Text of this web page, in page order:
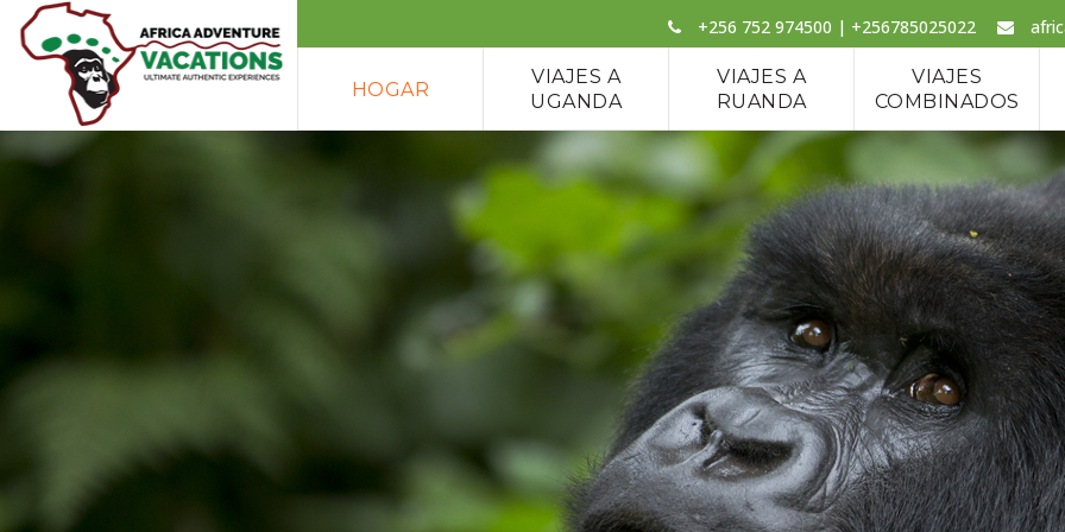
+256 752 974500 | +256785025022
HOGAR
VIAJES A
UGANDA
VIAJES A
RUANDA
VIAJES
COMBINADOS